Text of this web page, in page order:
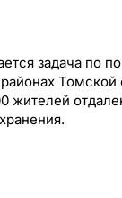
задача по
Томской
жителей